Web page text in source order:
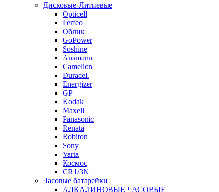
Дисковые-Литиевые
Opticell
Perfeo
Облик
GoPower
Soshine
Ansmann
Camelion
Duracell
Energizer
GP
Kodak
Maxell
Panasonic
Renata
Robiton
Sony
Varta
Космос
CR1/3N
Часовые батарейки
АЛКАЛИНОВЫЕ ЧАСОВЫЕ